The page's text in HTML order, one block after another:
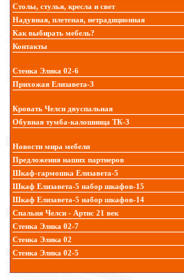
Столы, стулья, кресла и свет
Надувная, плетеная, нетрадиционная
Как выбирать мебель?
Контакты
Стенка Элика 02-6
Прихожая Елизавета-3
Кровать Челси двуспальная
Обувная тумба-калошница ТК-3
Новости мира мебели
Предложения наших партнеров
Шкаф-гармошка Елизавета-5
Шкаф Елизавета-5 набор шкафов-15
Шкаф Елизавета-5 набор шкафов-14
Спальня Челси - Артис 21 век
Стенка Элика 02-7
Стенка Элика 02
Стенка Элика 02-5